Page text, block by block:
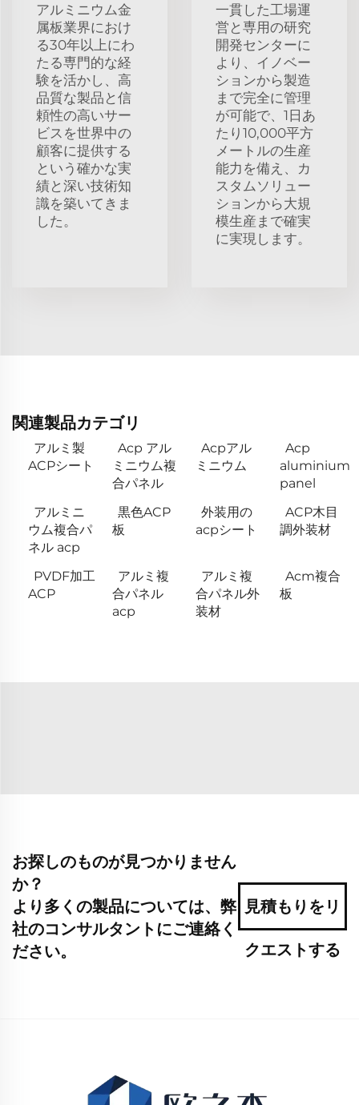
アルミニウム金
属板業界におけ
る30年以上にわ
たる専門的な経
験を活かし、高
品質な製品と信
頼性の高いサー
ビスを世界中の
顧客に提供する
という確かな実
績と深い技術知
識を築いてきま
した。
一貫した工場運
営と専用の研究
開発センターに
より、イノベー
ションから製造
まで完全に管理
が可能で、1日あ
たり10,000平方
メートルの生産
能力を備え、カ
スタムソリュー
ションから大規
模生産まで確実
に実現します。
関連製品カテゴリ
アルミ製
ACPシート
Acp アル
ミニウム複
合パネル
Acpアル
ミニウム
Acp
aluminium
panel
アルミニ
ウム複合パ
ネル acp
黒色ACP
板
外装用の
acpシート
ACP木目
調外装材
PVDF加工
ACP
アルミ複
合パネル
acp
アルミ複
合パネル外
装材
Acm複合
板
お探しのものが見つかりません
か？
より多くの製品については、弊
社のコンサルタントにご連絡く
ださい。
見積もりをリ
クエストする